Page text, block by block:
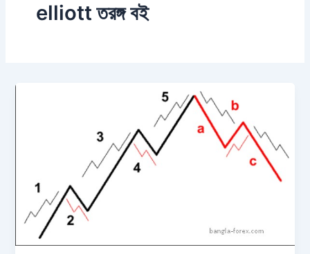
elliott তরঙ্গ বই